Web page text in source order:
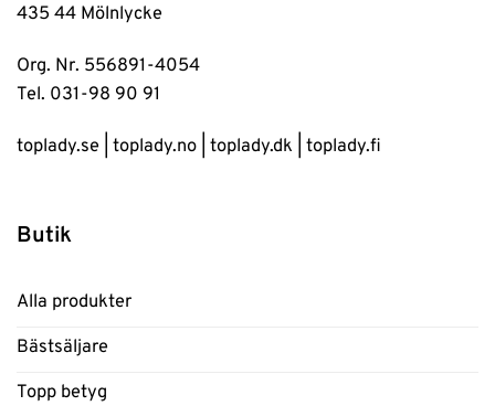
435 44 Mölnlycke
Org. Nr. 556891-4054
Tel. 031-98 90 91
toplady.se toplady.no toplady.dk toplady.fi
Butik
Alla produkter
Bästsäljare
Topp betyg